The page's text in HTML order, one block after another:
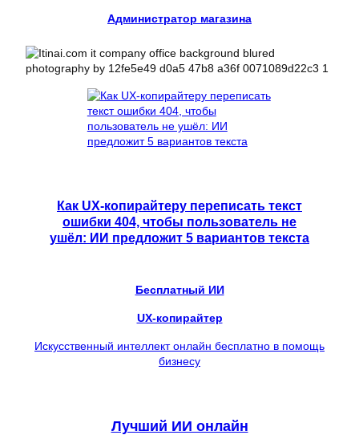
Администратор магазина
Как UX-копирайтеру переписать текст
ошибки 404, чтобы пользователь не
ушёл: ИИ предложит 5 вариантов текста
Бесплатный ИИ
UX-копирайтер
Искусственный интеллект онлайн бесплатно в помощь
бизнесу
Лучший ИИ онлайн